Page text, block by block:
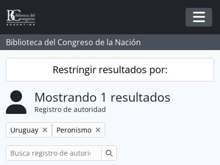
Skip to main content
Biblioteca del Congreso de la Nación
Restringir resultados por:
Mostrando 1 resultados
Registro de autoridad
Remove filter:
Uruguay Remove filter:
Peronismo